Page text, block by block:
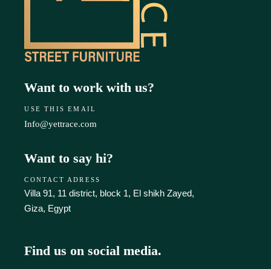
Want to work with us?
USE THIS EMAIL
Info@yettrace.com
Want to say hi?
CONTACT ADRESS
Villa 91, 11 district, block 1, El shikh Zayed,
Giza, Egypt‎
Find us on social media.